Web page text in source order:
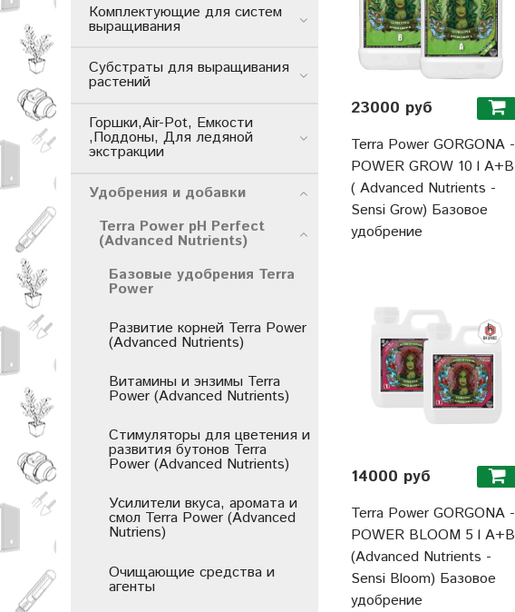
23000 руб
Terra Power GORGONA -
POWER GROW 10 l A+B
( Advanced Nutrients -
Sensi Grow) Базовое
удобрение
14000 руб
Terra Power GORGONA -
POWER BLOOM 5 l A+B
(Advanced Nutrients -
Sensi Bloom) Базовое
удобрение
Комплектующие для систем
выращивания
Субстраты для выращивания
растений
Горшки,Air-Pot, Емкости
,Поддоны, Для ледяной
экстракции
Удобрения и добавки
Terra Power pH Perfect
(Advanced Nutrients)
Базовые удобрения Terra
Power
Развитие корней Terra Power
(Advanced Nutrients)
Витамины и энзимы Terra
Power (Advanced Nutrients)
Стимуляторы для цветения и
развития бутонов Terra
Power (Advanced Nutrients)
Усилители вкуса, аромата и
смол Terra Power (Advanced
Nutriens)
Очищающие средства и
агенты